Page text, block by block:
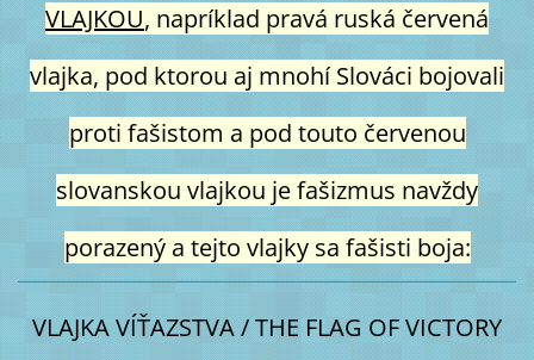
VLAJKOU, napríklad pravá ruská červená
vlajka, pod ktorou aj mnohí Slováci bojovali
proti fašistom a pod touto červenou
slovanskou vlajkou je fašizmus navždy
porazený a tejto vlajky sa fašisti boja:
VLAJKA VÍŤAZSTVA / THE FLAG OF VICTORY